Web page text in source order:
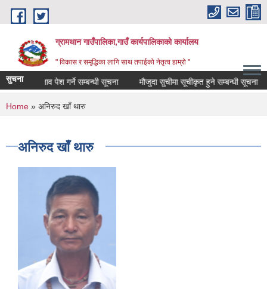
Skip to main content
ग्रामथान गाउँपालिका,गाउँ कार्यपालिकाको कार्यालय
" विकास र समृद्धिका लागि साथ तपाईको नेतृत्व हाम्रो "
सुचनाप्रस्ताव पेश गर्ने सम्बन्धी सूचना मौजुदा सुचीमा सूचीकृत हुने सम्बन्धी सूचना
You are here
Home » अनिरुद खाँ थारु
अनिरुद खाँ थारु